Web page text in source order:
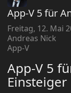
App-V 5 für
Freitag, 12. Mai
Andreas Nick
App-V
App-V 5
Einsteiger